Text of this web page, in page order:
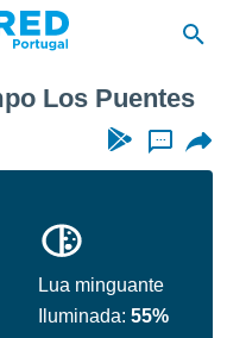
Los Puentes
...
Lua minguante
Iluminada:55%